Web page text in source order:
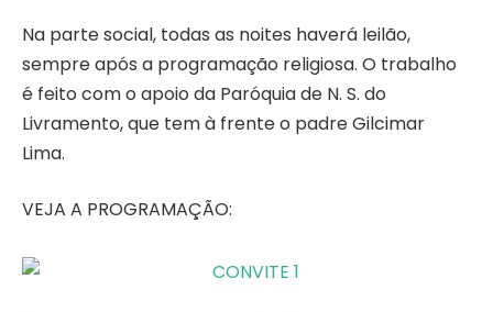
Na parte social, todas as noites haverá leilão,
sempre após a programação religiosa. O trabalho
é feito com o apoio da Paróquia de N. S. do
Livramento, que tem à frente o padre Gilcimar
Lima.
VEJA A PROGRAMAÇÃO: